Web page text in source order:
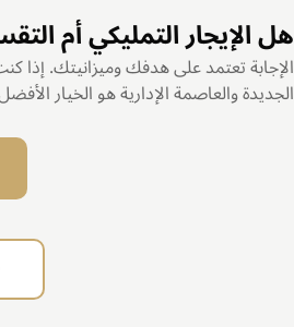
هل الإيجار التمليكي أم
الإجابة تعتمد على هدفك وميزانيتك. إذا
الجديدة والعاصمة الإدارية هو الخيار